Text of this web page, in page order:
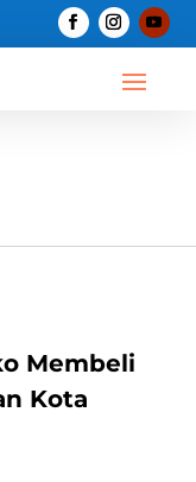
Membeli
Kota